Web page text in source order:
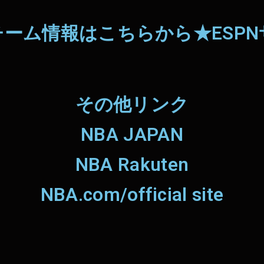
ーム情報はこちらから
その他リンク
NBA JAPAN
NBA Rakuten
NBA.com/official site